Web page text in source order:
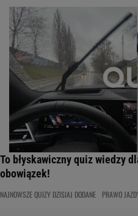
To błyskawiczny quiz wiedzy
obowiązek!
NAJNOWSZE QUIZY DZISIAJ DODANE PRAWO